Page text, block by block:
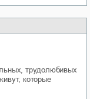
трудолюбивых
которые